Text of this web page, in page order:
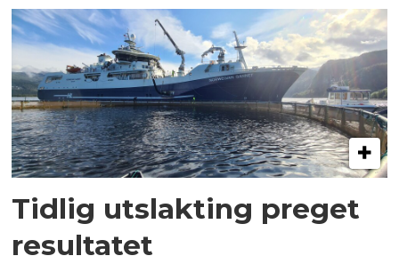
Tidlig utslakting preget
resultatet